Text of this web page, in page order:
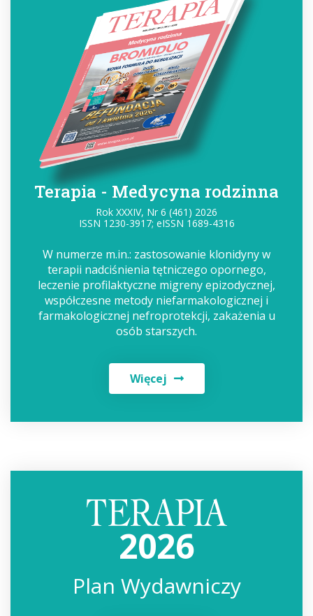
Terapia - Medycyna rodzinna
Rok XXXIV, Nr 6 (461) 2026
ISSN 1230-3917; eISSN 1689-4316
W numerze m.in.: zastosowanie klonidyny w
terapii nadciśnienia tętniczego opornego,
leczenie profilaktyczne migreny epizodycznej,
współczesne metody niefarmakologicznej i
farmakologicznej nefroprotekcji, zakażenia u
osób starszych.
Więcej
2026
Plan Wydawniczy